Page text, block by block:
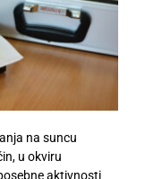
na suncu
u okviru
aktivnosti